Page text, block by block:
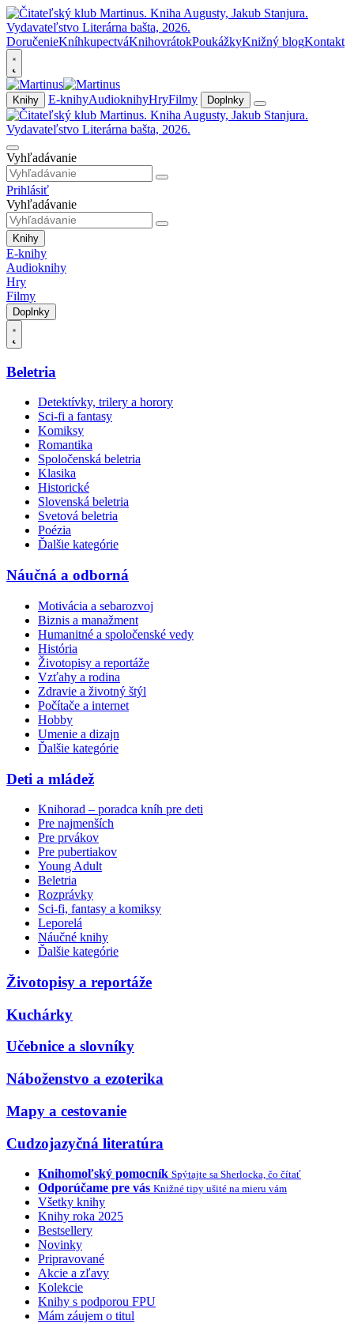
DoručenieKníhkupectváKnihovrátokPoukážkyKnižný blogKontakt
Knihy E-knihyAudioknihyHryFilmy Doplnky
Vyhľadávanie
Prihlásiť
Vyhľadávanie
Knihy
E-knihy
Audioknihy
Hry
Filmy
Doplnky
Beletria
Detektívky, trilery a horory
Sci-fi a fantasy
Komiksy
Romantika
Spoločenská beletria
Klasika
Historické
Slovenská beletria
Svetová beletria
Poézia
Ďalšie kategórie
Náučná a odborná
Motivácia a sebarozvoj
Biznis a manažment
Humanitné a spoločenské vedy
História
Životopisy a reportáže
Vzťahy a rodina
Zdravie a životný štýl
Počítače a internet
Hobby
Umenie a dizajn
Ďalšie kategórie
Deti a mládež
Knihorad – poradca kníh pre deti
Pre najmenších
Pre prvákov
Pre pubertiakov
Young Adult
Beletria
Rozprávky
Sci-fi, fantasy a komiksy
Leporelá
Náučné knihy
Ďalšie kategórie
Životopisy a reportáže
Kuchárky
Učebnice a slovníky
Náboženstvo a ezoterika
Mapy a cestovanie
Cudzojazyčná literatúra
Knihomoľský pomocník Spýtajte sa Sherlocka, čo čítať
Odporúčame pre vás Knižné tipy ušité na mieru vám
Všetky knihy
Knihy roka 2025
Bestsellery
Novinky
Pripravované
Akcie a zľavy
Kolekcie
Knihy s podporou FPU
Mám záujem o titul